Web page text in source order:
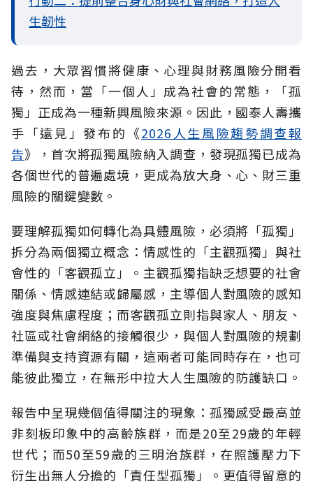
生韌性
過去，大眾習慣將健康、心理與財務風險分開看
待，然而，當「一個人」成為社會的常態，「孤
獨」正成為一種新興風險來源。因此，國泰人壽攜
手「遠見」發布的《2026人生風險趨勢調查報
告》，首次將孤獨風險納入調查，發現孤獨已成為
各個世代的普遍處境，更成為放大身、心、財三重
風險的關鍵變數。
要理解孤獨如何轉化為具體風險，必須將「孤獨」
拆分為兩個獨立概念：情感性的「主觀孤獨」與社
會性的「客觀孤立」。主觀孤獨指缺乏想要的社會
關係、情感連結或歸屬感，主導個人對風險的感知
強度與焦慮程度；而客觀孤立則指與家人、朋友、
社區或社會網絡的接觸很少，與個人對風險的規劃
準備與支持資源有關，這兩者可能同時存在，也可
能彼此獨立，在無形中拉大人生風險的防護缺口。
報告中呈現幾個值得關注的現象：孤獨感受最高並
非刻板印象中的高齡族群，而是20至29歲的年輕
世代；而50至59歲的三明治族群，在照護壓力下
衍生出無人分擔的「責任型孤獨」。更值得留意的